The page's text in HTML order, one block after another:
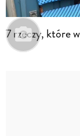
7 rzeczy, które